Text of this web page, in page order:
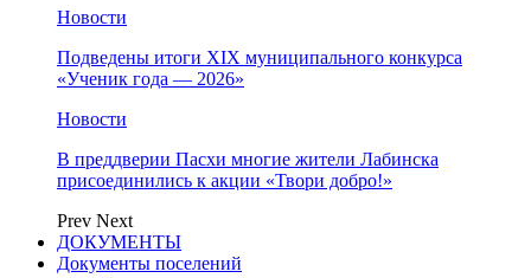
Новости
Подведены итоги XIX муниципального конкурса
«Ученик года — 2026»
Новости
В преддверии Пасхи многие жители Лабинска
присоединились к акции «Твори добро!»
Prev Next
ДОКУМЕНТЫ
Документы поселений